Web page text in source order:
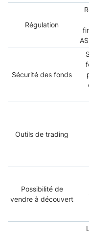
Régulation
Sécurité des fonds
Outils de trading
Possibilité de
vendre à découvert